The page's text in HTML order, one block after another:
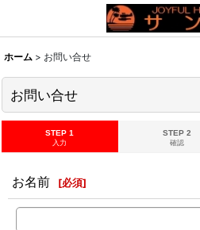
ホーム > お問い合せ
お問い合せ
STEP 1
入力
STEP 2
確認
お名前 [必須]